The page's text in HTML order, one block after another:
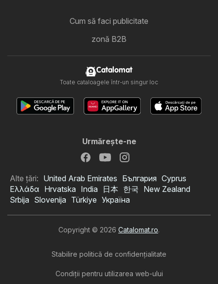
Cum să faci publicitate
zonă B2B
Catalomat
Toate cataloagele într-un singur loc
Urmăreşte-ne
Alte țări: United Arab Emirates България Cyprus
Ελλάδα Hrvatska India 日本 한국 New Zealand
Srbija Slovenija Türkiye Україна
Copyright © 2026 Catalomat.ro.
Stabilire politică de confidenţialitate
Condiţii pentru utilizarea web-ului